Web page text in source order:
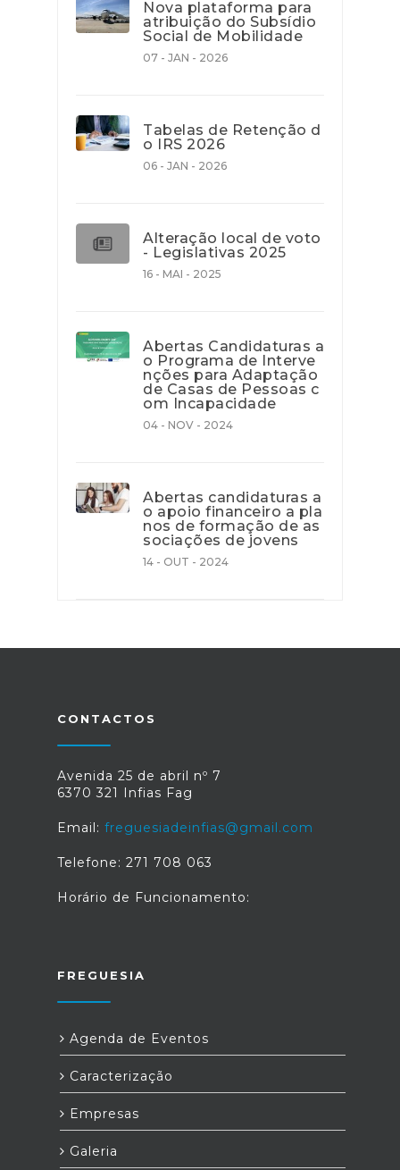
Nova plataforma para
atribuição do Subsídio
Social de Mobilidade
07 - JAN - 2026
Tabelas de Retenção d
o IRS 2026
06 - JAN - 2026
Alteração local de voto
- Legislativas 2025
16 - MAI - 2025
Abertas Candidaturas a
o Programa de Interve
nções para Adaptação
de Casas de Pessoas c
om Incapacidade
04 - NOV - 2024
Abertas candidaturas a
o apoio financeiro a pla
nos de formação de as
sociações de jovens
14 - OUT - 2024
CONTACTOS
Avenida 25 de abril nº 7
6370 321 Infias Fag
Email: freguesiadeinfias@gmail.com
Telefone: 271 708 063
Horário de Funcionamento:
FREGUESIA
Agenda de Eventos
Caracterização
Empresas
Galeria